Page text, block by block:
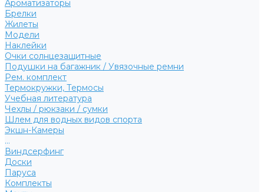
Ароматизаторы
Брелки
Жилеты
Модели
Наклейки
Очки солнцезащитные
Подушки на багажник / Увязочные ремни
Рем. комплект
Термокружки, Термосы
Учебная литература
Чехлы / рюкзаки / сумки
Шлем для водных видов спорта
Экшн-Камеры
...
Виндсерфинг
Доски
Паруса
Комплекты